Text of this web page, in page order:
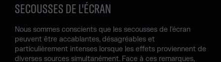
SECOUSSES DE L'ÉCRAN
Nous sommes conscients que les secousses de l'écran
peuvent être accablantes, désagréables et
particulièrement intenses lorsque les effets proviennent de
diverses sources simultanément. Face à ces remarques,